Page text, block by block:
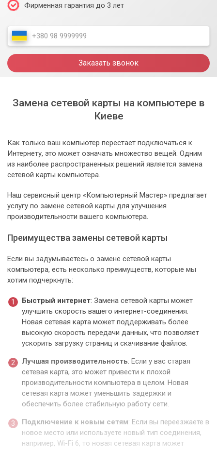
Фирменная гарантия до 3 лет
Заказать звонок
Замена сетевой карты на компьютере в
Киеве
Как только ваш компьютер перестает подключаться к
Интернету, это может означать множество вещей. Одним
из наиболее распространенных решений является замена
сетевой карты компьютера.
Наш сервисный центр «Компьютерный Мастер» предлагает
услугу по замене сетевой карты для улучшения
производительности вашего компьютера.
Преимущества замены сетевой карты
Если вы задумываетесь о замене сетевой карты
компьютера, есть несколько преимуществ, которые мы
хотим подчеркнуть:
Быстрый интернет: Замена сетевой карты может
улучшить скорость вашего интернет-соединения.
Новая сетевая карта может поддерживать более
высокую скорость передачи данных, что позволяет
ускорить загрузку страниц и скачивание файлов.
Лучшая производительность: Если у вас старая
сетевая карта, это может привести к плохой
производительности компьютера в целом. Новая
сетевая карта может уменьшить задержки и
обеспечить более стабильную работу сети.
Подключение к новым сетям: Если вы переезжаете в
новое место или используете новый тип соединения,
например, Wi-Fi 6, то новая сетевая карта может